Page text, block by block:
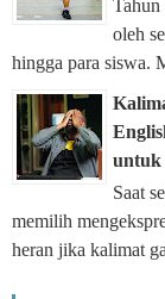
Tahun
oleh
hingga para siswa.
untuk
Saat
memilih
heran jika kalimat